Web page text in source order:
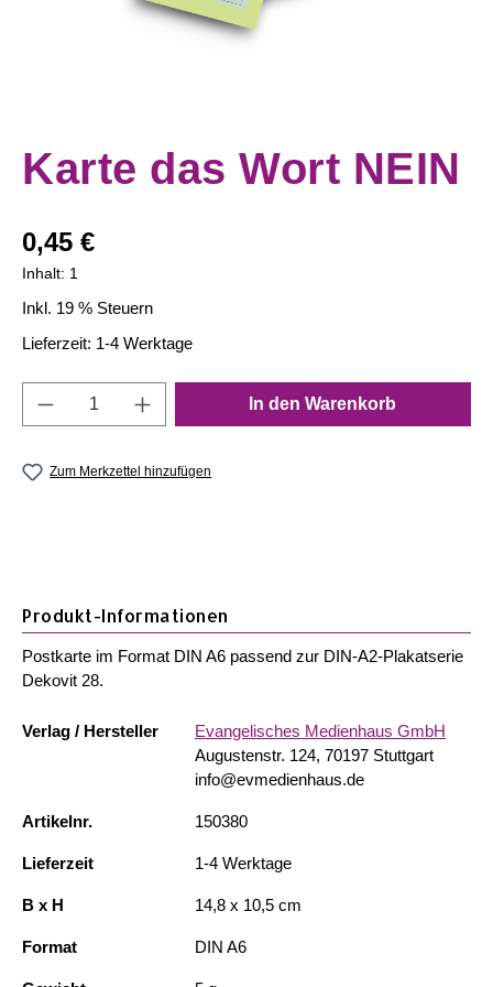
Karte das Wort NEIN
Regulärer Preis:
0,45 €
Inhalt: 1
Inkl. 19 % Steuern
Lieferzeit: 1-4 Werktage
Produkt Anzahl: Gib den gewünschten
In den Warenkorb
Zum Merkzettel hinzufügen
Produkt-Informationen
Verlag / Hersteller
Evangelisches Medienhaus GmbH
Augustenstr. 124, 70197 Stuttgart
info@evmedienhaus.de
Artikelnr. 150380
Lieferzeit 1-4 Werktage
B x H 14,8 x 10,5 cm
Format DIN A6
Postkarte im Format DIN A6 passend zur DIN-A2-Plakatserie
Dekovit 28.